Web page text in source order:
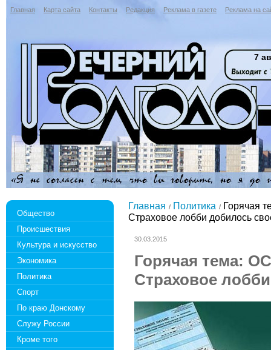
Главная Карта сайта Контакты Редакция Реклама в газете Реклама на
7
Общество
Происшествия
Культура и искусство
Экономика
Политика
Спорт
По краю Донскому
Служу России
Кроме того
Главная Политика
Горячая
Страховое лобби добилось
30.03.2015
Горячая тема:
Страховое